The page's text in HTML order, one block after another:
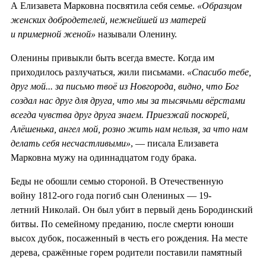
А Елизавета Марковна посвятила себя семье. «Образцом
женских добродетелей, нежнейшей из матерей
и примерной женой» называли Оленину.
Оленины привыкли быть всегда вместе. Когда им
приходилось разлучаться, жили письмами. «Спасибо тебе,
друг мой... за письмо твоё из Новгорода, видно, что Бог
создал нас друг для друга, что мы за тысячьми вёрстами
всегда чувства друг друга знаем. Приезжай поскорей,
Алёшенька, ангел мой, розно жить нам нельзя, за что нам
делать себя несчастливыми», — писала Елизавета
Марковна мужу на одиннадцатом году брака.
Беды не обошли семью стороной. В Отечественную
войну 1812-ого года погиб сын Олениных — 19-
летний Николай. Он был убит в первый день Бородинский
битвы. По семейному преданию, после смерти юноши
высох дубок, посаженный в честь его рождения. На месте
дерева, сражённые горем родители поставили памятный